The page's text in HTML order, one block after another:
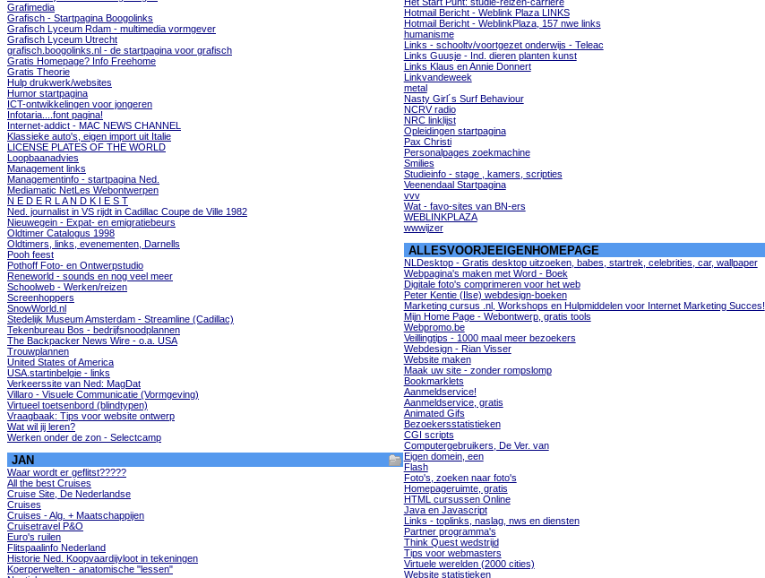
Grafimedia
Grafisch - Startpagina Boogolinks
Grafisch Lyceum Rdam - multimedia vormgever
Grafisch Lyceum Utrecht
grafisch.boogolinks.nl - de startpagina voor grafisch
Gratis Homepage? Info Freehome
Gratis Theorie
Hulp drukwerk/websites
Humor startpagina
ICT-ontwikkelingen voor jongeren
Infotaria....font pagina!
Internet-addict - MAC NEWS CHANNEL
Klassieke auto's, eigen import uit Italie
LICENSE PLATES OF THE WORLD
Loopbaanadvies
Management links
Managementinfo - startpagina Ned.
Mediamatic NetLes Webontwerpen
N E D E R L A N D K I E S T
Ned. journalist in VS rijdt in Cadillac Coupe de Ville 1982
Nieuwegein - Expat- en emigratiebeurs
Oldtimer Catalogus 1998
Oldtimers, links, evenementen, Darnells
Pooh feest
Pothoff Foto- en Ontwerpstudio
Reneworld - sounds en nog veel meer
Schoolweb - Werken/reizen
Screenhoppers
SnowWorld.nl
Stedelijk Museum Amsterdam - Streamline (Cadillac)
Tekenbureau Bos - bedrijfsnoodplannen
The Backpacker News Wire - o.a. USA
Trouwplannen
United States of America
USA.startinbelgie - links
Verkeerssite van Ned: MagDat
Villaro - Visuele Communicatie (Vormgeving)
Virtueel toetsenbord (blindtypen)
Vraagbaak: Tips voor website ontwerp
Wat wil jij leren?
Werken onder de zon - Selectcamp
JAN
Waar wordt er geflitst?????
All the best Cruises
Cruise Site, De Nederlandse
Cruises
Cruises - Alg. + Maatschappijen
Cruisetravel P&O
Euro's ruilen
Flitspaalinfo Nederland
Historie Ned. Koopvaardijvloot in tekeningen
Koerperwelten - anatomische "lessen"
Hotmail Bericht - Weblink Plaza LINKS
Hotmail Bericht - WeblinkPlaza, 157 nwe links
humanisme
Links - schooltv/voortgezet onderwijs - Teleac
Links Guusje - Ind. dieren planten kunst
Links Klaus en Annie Donnert
Linkvandeweek
metal
Nasty Girl´s Surf Behaviour
NCRV radio
NRC linklijst
Opleidingen startpagina
Pax Christi
Personalpages zoekmachine
Smilies
Studieinfo - stage , kamers, scripties
Veenendaal Startpagina
vvv
Wat - favo-sites van BN-ers
WEBLINKPLAZA
wwwijzer
ALLESVOORJEEIGENHOMEPAGE
NLDesktop - Gratis desktop uitzoeken, babes, startrek, celebrities, car, wallpaper
Webpagina's maken met Word - Boek
Digitale foto's comprimeren voor het web
Peter Kentie (Ilse) webdesign-boeken
Marketing cursus .nl, Workshops en Hulpmiddelen voor Internet Marketing Succes!
Mijn Home Page - Webontwerp, gratis tools
Webpromo.be
Veillingtips - 1000 maal meer bezoekers
Webdesign - Rian Visser
Website maken
Maak uw site - zonder rompslomp
Bookmarklets
Aanmeldservice!
Aanmeldservice, gratis
Animated Gifs
Bezoekersstatistieken
CGI scripts
Computergebruikers, De Ver. van
Eigen domein, een
Flash
Foto's, zoeken naar foto's
Homepageruimte, gratis
HTML cursussen Online
Java en Javascript
Links - toplinks, naslag, nws en diensten
Partner programma's
Think Quest wedstrijd
Tips voor webmasters
Virtuele werelden (2000 cities)
Website statistieken